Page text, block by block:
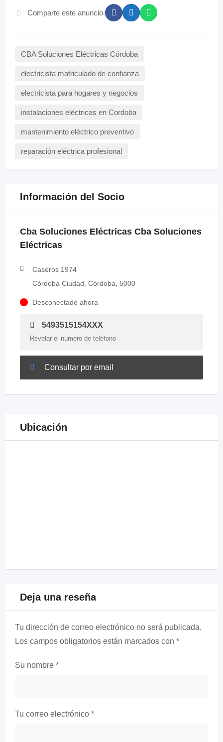
Comparte este anuncio:
CBA Soluciones Eléctricas Córdoba
electricista matriculado de confianza
electricista para hogares y negocios
instalaciones eléctricas en Cordoba
mantenimiento eléctrico preventivo
reparación eléctrica profesional
Información del Socio
Cba Soluciones Eléctricas Cba Soluciones
Eléctricas
Caseros 1974
Córdoba Ciudad, Córdoba, 5000
Desconectado ahora
5493515154XXX
Revelar el número de teléfono
Consultar por email
Ubicación
Deja una reseña
Tu dirección de correo electrónico no será publicada.
Los campos obligatorios están marcados con *
Su nombre *
Tu correo electrónico *